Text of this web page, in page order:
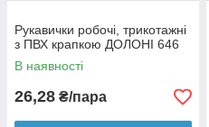
Рукавички робочі, трикотажні
з ПВХ крапкою ДОЛОНІ 646
В наявності
26,28 ₴/пара